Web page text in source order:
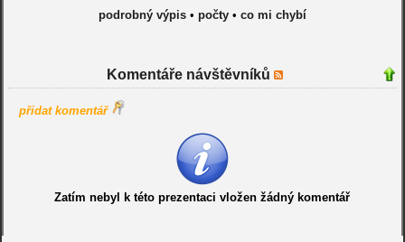
podrobný výpis• počty• co mi chybí
Komentáře návštěvníků
přidat komentář
Zatím nebyl k této prezentaci vložen žádný komentář